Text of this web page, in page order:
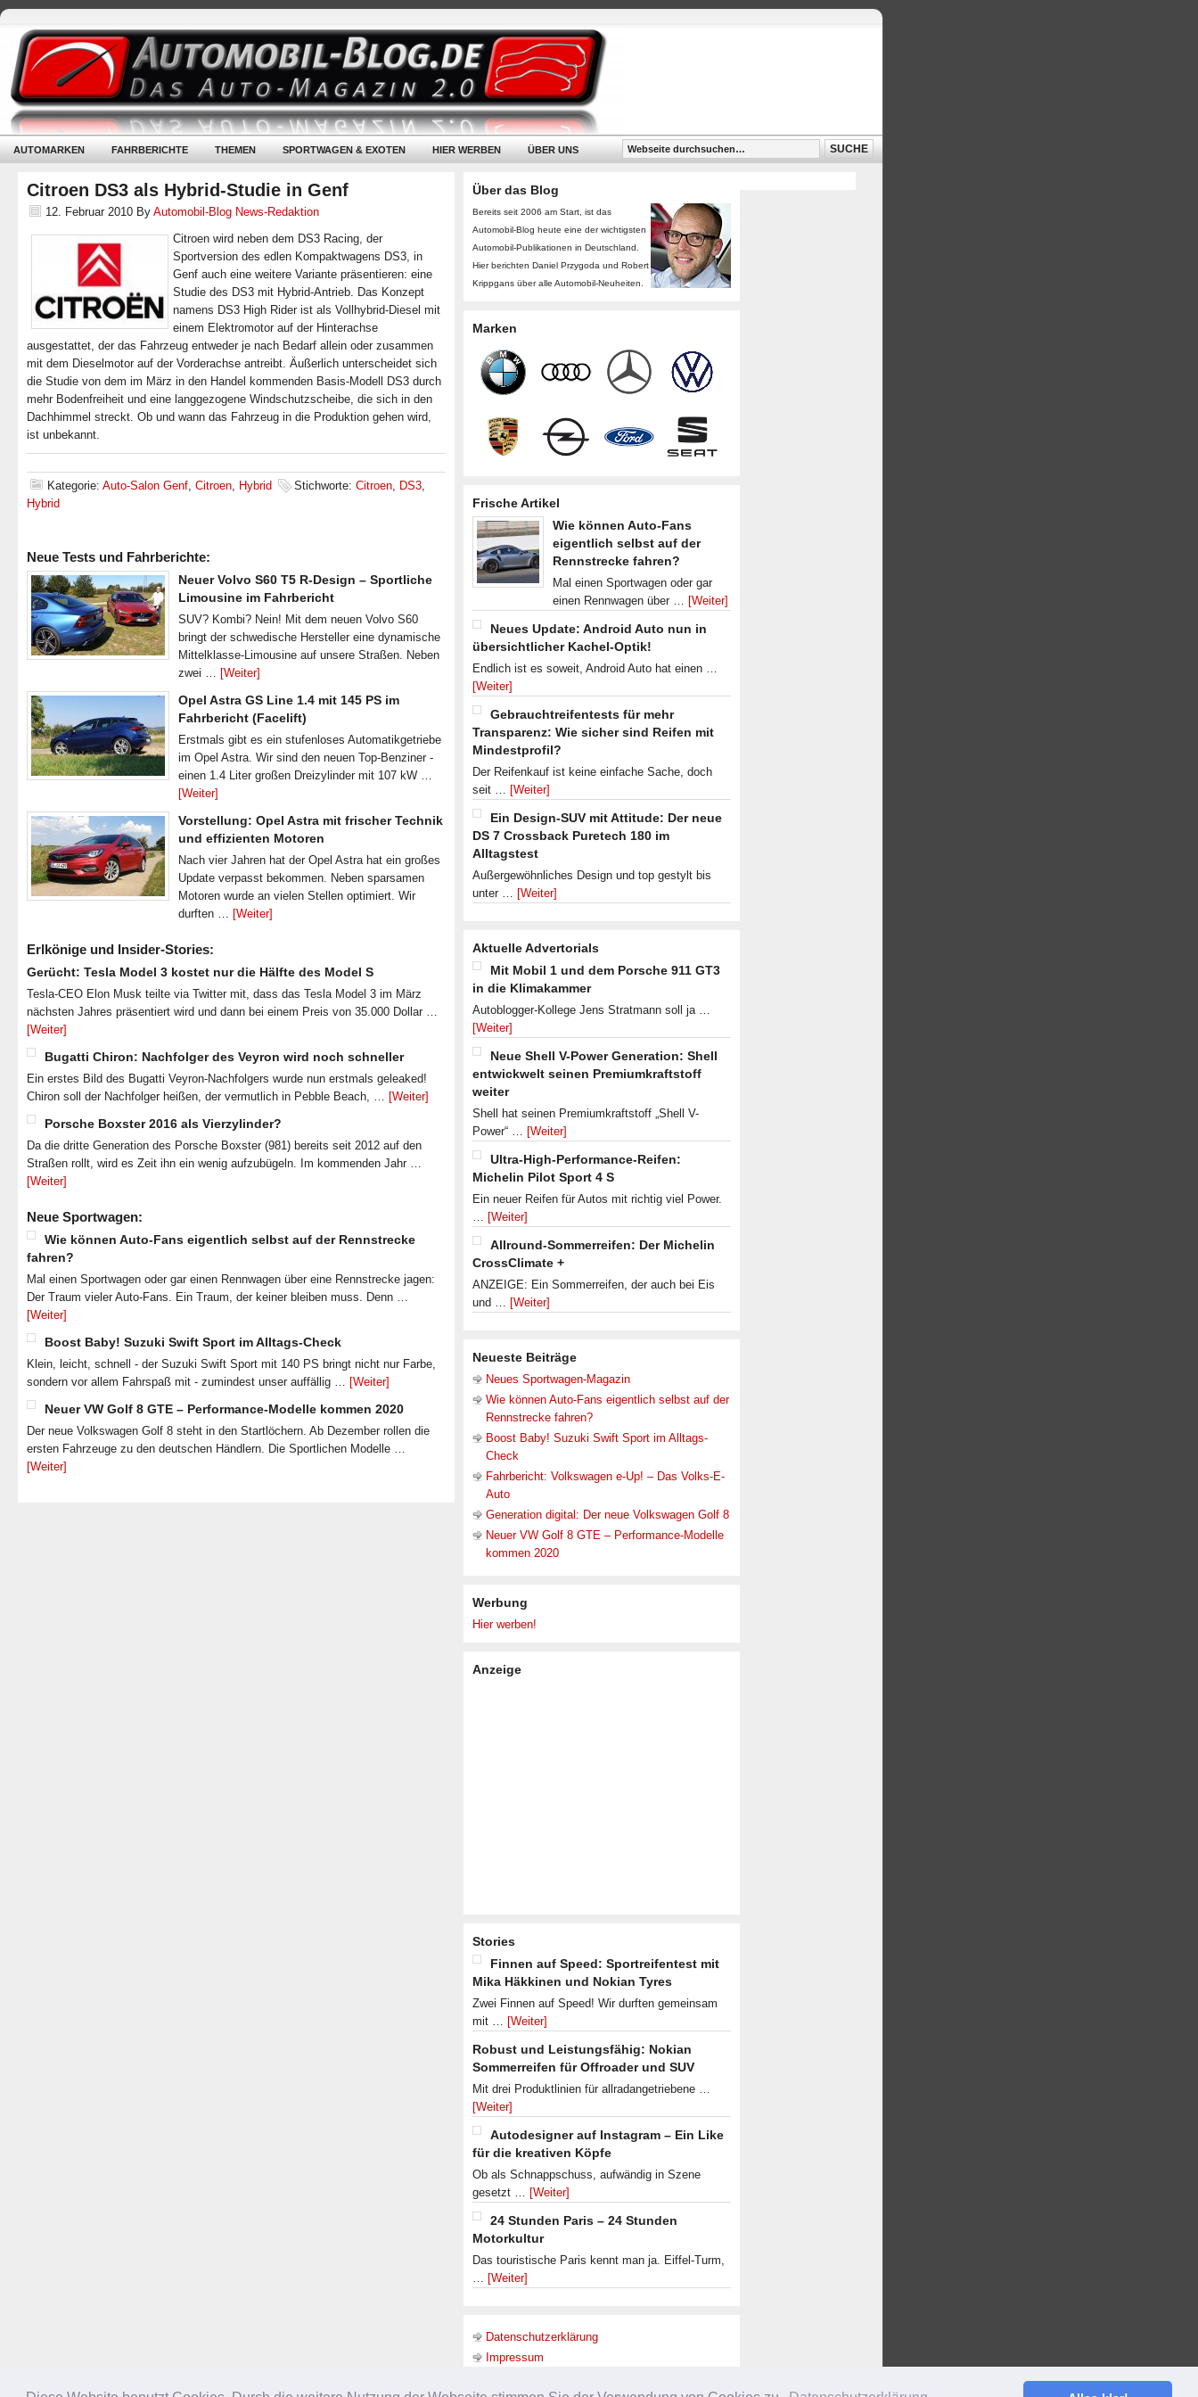
AUTOMARKEN FAHRBERICHTE THEMEN SPORTWAGEN & EXOTEN HIER WERBEN ÜBER UNS
Citroen DS3 als Hybrid-Studie in Genf
12. Februar 2010 By Automobil-Blog News-Redaktion
Citroen wird neben dem DS3 Racing, der
Sportversion des edlen Kompaktwagens DS3, in
Genf auch eine weitere Variante präsentieren: eine
Studie des DS3 mit Hybrid-Antrieb. Das Konzept
namens DS3 High Rider ist als Vollhybrid-Diesel mit
einem Elektromotor auf der Hinterachse
ausgestattet, der das Fahrzeug entweder je nach Bedarf allein oder zusammen
mit dem Dieselmotor auf der Vorderachse antreibt. Äußerlich unterscheidet sich
die Studie von dem im März in den Handel kommenden Basis-Modell DS3 durch
mehr Bodenfreiheit und eine langgezogene Windschutzscheibe, die sich in den
Dachhimmel streckt. Ob und wann das Fahrzeug in die Produktion gehen wird,
ist unbekannt.
Kategorie: Auto-Salon Genf, Citroen, Hybrid Stichworte: Citroen, DS3,
Hybrid
Neue Tests und Fahrberichte:
Neuer Volvo S60 T5 R-Design – Sportliche
Limousine im Fahrbericht
SUV? Kombi? Nein! Mit dem neuen Volvo S60
bringt der schwedische Hersteller eine dynamische
Mittelklasse-Limousine auf unsere Straßen. Neben
zwei … [Weiter]
Opel Astra GS Line 1.4 mit 145 PS im
Fahrbericht (Facelift)
Erstmals gibt es ein stufenloses Automatikgetriebe
im Opel Astra. Wir sind den neuen Top-Benziner -
einen 1.4 Liter großen Dreizylinder mit 107 kW …
[Weiter]
Vorstellung: Opel Astra mit frischer Technik
und effizienten Motoren
Nach vier Jahren hat der Opel Astra hat ein großes
Update verpasst bekommen. Neben sparsamen
Motoren wurde an vielen Stellen optimiert. Wir
durften … [Weiter]
Erlkönige und Insider-Stories:
Gerücht: Tesla Model 3 kostet nur die Hälfte des Model S
Tesla-CEO Elon Musk teilte via Twitter mit, dass das Tesla Model 3 im März
nächsten Jahres präsentiert wird und dann bei einem Preis von 35.000 Dollar …
[Weiter]
Bugatti Chiron: Nachfolger des Veyron wird noch schneller
Ein erstes Bild des Bugatti Veyron-Nachfolgers wurde nun erstmals geleaked!
Chiron soll der Nachfolger heißen, der vermutlich in Pebble Beach, … [Weiter]
Porsche Boxster 2016 als Vierzylinder?
Da die dritte Generation des Porsche Boxster (981) bereits seit 2012 auf den
Straßen rollt, wird es Zeit ihn ein wenig aufzubügeln. Im kommenden Jahr …
[Weiter]
Neue Sportwagen:
Wie können Auto-Fans eigentlich selbst auf der Rennstrecke
fahren?
Mal einen Sportwagen oder gar einen Rennwagen über eine Rennstrecke jagen:
Der Traum vieler Auto-Fans. Ein Traum, der keiner bleiben muss. Denn …
[Weiter]
Boost Baby! Suzuki Swift Sport im Alltags-Check
Klein, leicht, schnell - der Suzuki Swift Sport mit 140 PS bringt nicht nur Farbe,
sondern vor allem Fahrspaß mit - zumindest unser auffällig … [Weiter]
Neuer VW Golf 8 GTE – Performance-Modelle kommen 2020
Der neue Volkswagen Golf 8 steht in den Startlöchern. Ab Dezember rollen die
ersten Fahrzeuge zu den deutschen Händlern. Die Sportlichen Modelle …
[Weiter]
Über das Blog
Bereits seit 2006 am Start, ist das
Automobil-Blog heute eine der wichtigsten
Automobil-Publikationen in Deutschland.
Hier berichten Daniel Przygoda und Robert
Krippgans über alle Automobil-Neuheiten.
Marken
Frische Artikel
Wie können Auto-Fans
eigentlich selbst auf der
Rennstrecke fahren?
Mal einen Sportwagen oder gar
einen Rennwagen über … [Weiter]
Neues Update: Android Auto nun in
übersichtlicher Kachel-Optik!
Endlich ist es soweit, Android Auto hat einen …
[Weiter]
Gebrauchtreifentests für mehr
Transparenz: Wie sicher sind Reifen mit
Mindestprofil?
Der Reifenkauf ist keine einfache Sache, doch
seit … [Weiter]
Ein Design-SUV mit Attitude: Der neue
DS 7 Crossback Puretech 180 im
Alltagstest
Außergewöhnliches Design und top gestylt bis
unter … [Weiter]
Aktuelle Advertorials
Mit Mobil 1 und dem Porsche 911 GT3
in die Klimakammer
Autoblogger-Kollege Jens Stratmann soll ja …
[Weiter]
Neue Shell V-Power Generation: Shell
entwickwelt seinen Premiumkraftstoff
weiter
Shell hat seinen Premiumkraftstoff „Shell V-
Power“ … [Weiter]
Ultra-High-Performance-Reifen:
Michelin Pilot Sport 4 S
Ein neuer Reifen für Autos mit richtig viel Power.
… [Weiter]
Allround-Sommerreifen: Der Michelin
CrossClimate +
ANZEIGE: Ein Sommerreifen, der auch bei Eis
und … [Weiter]
Neueste Beiträge
Neues Sportwagen-Magazin
Wie können Auto-Fans eigentlich selbst auf der
Rennstrecke fahren?
Boost Baby! Suzuki Swift Sport im Alltags-
Check
Fahrbericht: Volkswagen e-Up! – Das Volks-E-
Auto
Generation digital: Der neue Volkswagen Golf 8
Neuer VW Golf 8 GTE – Performance-Modelle
kommen 2020
Werbung
Hier werben!
Anzeige
Stories
Finnen auf Speed: Sportreifentest mit
Mika Häkkinen und Nokian Tyres
Zwei Finnen auf Speed! Wir durften gemeinsam
mit … [Weiter]
Robust und Leistungsfähig: Nokian
Sommerreifen für Offroader und SUV
Mit drei Produktlinien für allradangetriebene …
[Weiter]
Autodesigner auf Instagram – Ein Like
für die kreativen Köpfe
Ob als Schnappschuss, aufwändig in Szene
gesetzt … [Weiter]
24 Stunden Paris – 24 Stunden
Motorkultur
Das touristische Paris kennt man ja. Eiffel-Turm,
… [Weiter]
Datenschutzerklärung
Impressum